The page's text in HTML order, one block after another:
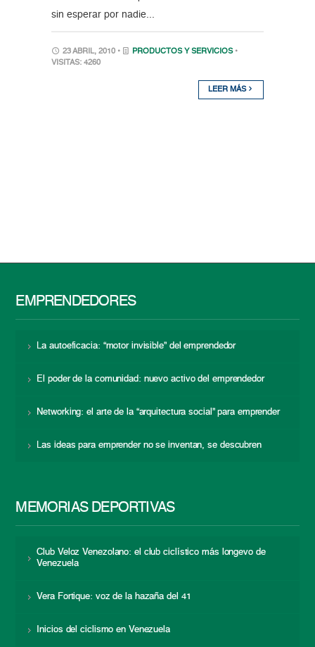
sin esperar por nadie...
23 ABRIL, 2010 • PRODUCTOS Y SERVICIOS •
VISITAS: 4260
LEER MÁS
EMPRENDEDORES
La autoeficacia: “motor invisible” del emprendedor
El poder de la comunidad: nuevo activo del emprendedor
Networking: el arte de la “arquitectura social” para emprender
Las ideas para emprender no se inventan, se descubren
MEMORIAS DEPORTIVAS
Club Veloz Venezolano: el club ciclístico más longevo de
Venezuela
Vera Fortique: voz de la hazaña del 41
Inicios del ciclismo en Venezuela